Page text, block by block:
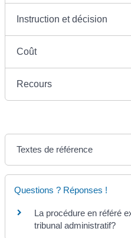
Instruction et décision
Coût
Recours
Textes de référence
Questions ? Réponses !
La procédure en référé
tribunal administratif?